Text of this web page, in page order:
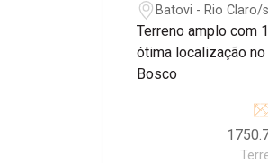
no Residencial
Claro/SP
Batovi - Rio Claro/
Terreno amplo com
ótima localização
Bosco